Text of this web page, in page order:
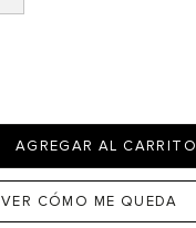
AGREGAR AL CARRITO
VER CÓMO ME QUEDA